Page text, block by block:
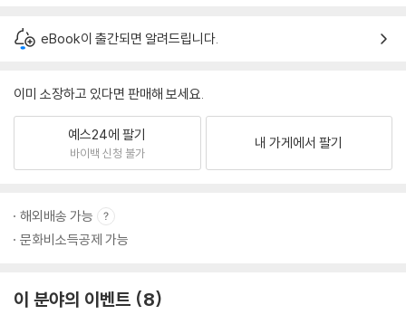
eBook이 출간되면 알려드립니다.
이미 소장하고 있다면 판매해 보세요.
예스24에 팔기
바이백 신청 불가
내 가게에서 팔기
해외배송 가능
문화비소득공제 가능
이 분야의 이벤트 8